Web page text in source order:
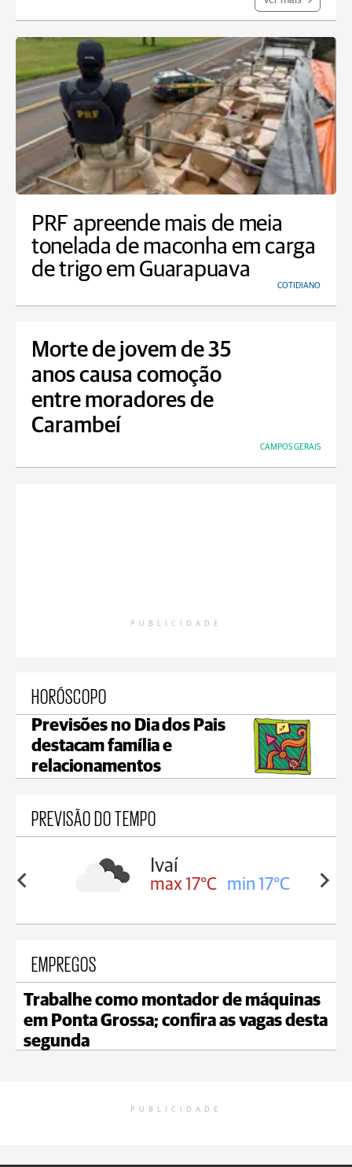
PRF apreende mais de meia
tonelada de maconha em carga
de trigo em Guarapuava
COTIDIANO
Morte de jovem de 35
anos causa comoção
entre moradores de
Carambeí
CAMPOS GERAIS
PUBLICIDADE
HORÓSCOPO
Previsões no Dia dos Pais
destacam família e
relacionamentos
PREVISÃO DO TEMPO
16°C
Ivaí
max 17°C min 17°C
EMPREGOS
Trabalhe como montador de máquinas
em Ponta Grossa; confira as vagas desta
segunda
PUBLICIDADE